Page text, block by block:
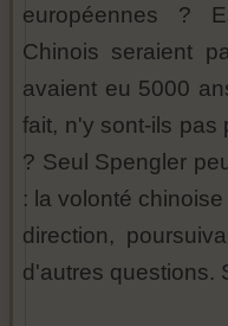
européennes ?
Chinois seraient
avaient eu 5000
fait, n'y sont-ils pas
? Seul Spengler
: la volonté
direction,
d'autres questions.